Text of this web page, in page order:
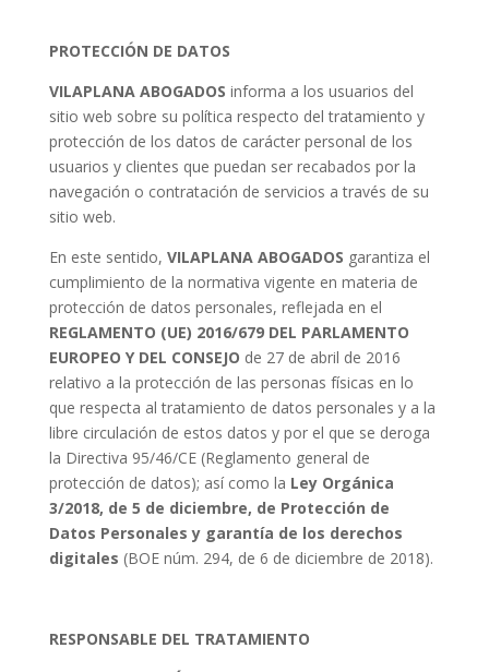
PROTECCIÓN DE DATOS
VILAPLANA ABOGADOS informa a los usuarios del
sitio web sobre su política respecto del tratamiento y
protección de los datos de carácter personal de los
usuarios y clientes que puedan ser recabados por la
navegación o contratación de servicios a través de su
sitio web.
En este sentido, VILAPLANA ABOGADOS garantiza el
cumplimiento de la normativa vigente en materia de
protección de datos personales, reflejada en el
REGLAMENTO (UE) 2016/679 DEL PARLAMENTO
EUROPEO Y DEL CONSEJO de 27 de abril de 2016
relativo a la protección de las personas físicas en lo
que respecta al tratamiento de datos personales y a la
libre circulación de estos datos y por el que se deroga
la Directiva 95/46/CE (Reglamento general de
protección de datos); así como la Ley Orgánica
3/2018, de 5 de diciembre, de Protección de
Datos Personales y garantía de los derechos
digitales (BOE núm. 294, de 6 de diciembre de 2018).
RESPONSABLE DEL TRATAMIENTO